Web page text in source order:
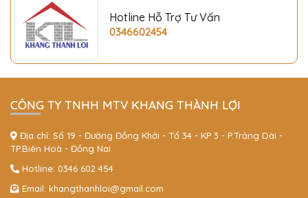
Hotline Hỗ Trợ Tư Vấn
0346602454
CÔNG TY TNHH MTV KHANG THÀNH LỢI
Địa chỉ: Số 19 - Đường Đồng Khởi - Tổ 34 - KP 3 - P.Trảng Dài -
TP.Biên Hoà - Đồng Nai
Hotline: 0346 602 454
Email: khangthanhloi@gmail.com